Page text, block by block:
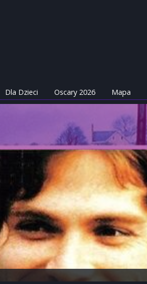
Dla Dzieci Oscary 2026 Mapa